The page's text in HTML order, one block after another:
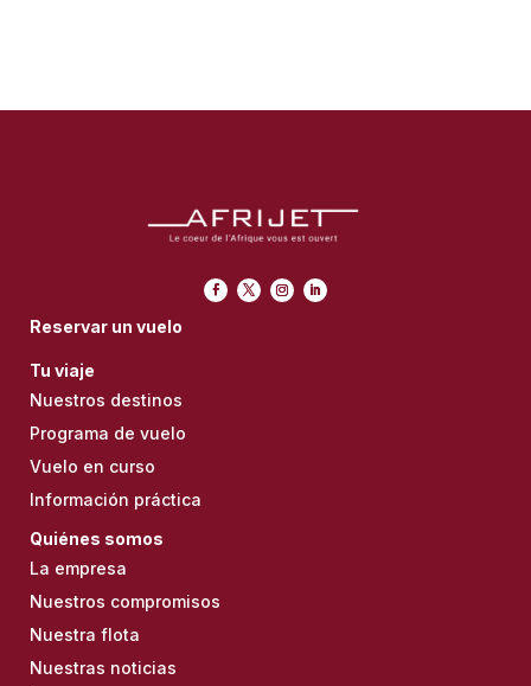
Reservar un vuelo
Tu viaje
Nuestros destinos
Programa de vuelo
Vuelo en curso
Información práctica
Quiénes somos
La empresa
Nuestros compromisos
Nuestra flota
Nuestras noticias